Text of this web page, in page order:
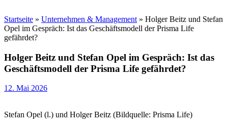
Startseite » Unternehmen & Management » Holger Beitz und Stefan
Opel im Gespräch: Ist das Geschäftsmodell der Prisma Life
gefährdet?
Holger Beitz und Stefan Opel im Gespräch: Ist das
Geschäftsmodell der Prisma Life gefährdet?
12. Mai 2026
Stefan Opel (l.) und Holger Beitz (Bildquelle: Prisma Life)